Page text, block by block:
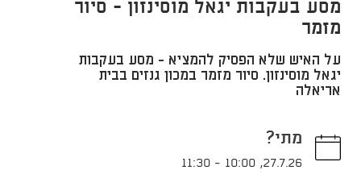
מסע בעקבות יגאל מוסינזון - סיור
מזמר
על האיש שלא הפסיק להמציא - מסע בעקבות
יגאל מוסינזון. סיור מזמר במכון גנזים בבית
אריאלה
מתי?
27.7.26
,
10:00
-
11:30